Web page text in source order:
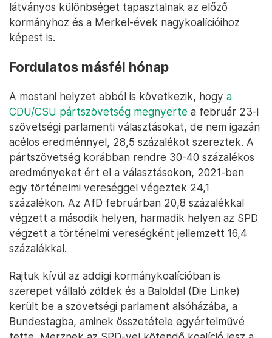
látványos különbséget tapasztalnak az előző
kormányhoz és a Merkel-évek nagykoalícióihoz
képest is.
Fordulatos másfél hónap
A mostani helyzet abból is következik, hogy a
CDU/CSU pártszövetség megnyerte a február 23-i
szövetségi parlamenti választásokat, de nem igazán
acélos eredménnyel, 28,5 százalékot szereztek. A
pártszövetség korábban rendre 30-40 százalékos
eredményeket ért el a választásokon, 2021-ben
egy történelmi vereséggel végeztek 24,1
százalékon. Az AfD februárban 20,8 százalékkal
végzett a második helyen, harmadik helyen az SPD
végzett a történelmi vereségként jellemzett 16,4
százalékkal.
Rajtuk kívül az addigi kormánykoalícióban is
szerepet vállaló zöldek és a Baloldal (Die Linke)
került be a szövetségi parlament alsóházába, a
Bundestagba, aminek összetétele egyértelművé